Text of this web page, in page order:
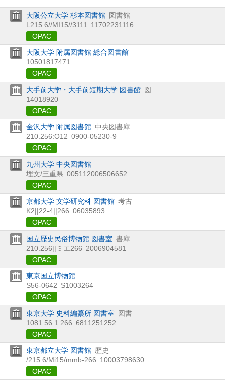
大阪公立大学 杉本図書館 図書館
L215.6//MI15//3111
11702231116
OPAC
大阪大学 附属図書館 総合図書館
10501817471
OPAC
大手前大学・大手前短期大学 図書館 図
14018920
OPAC
金沢大学 附属図書館 中央図書庫
210.256:O12 0900-05230-9
OPAC
九州大学 中央図書館
埋文/三重県 005112006506652
OPAC
京都大学 文学研究科 図書館 考古
K2||22-4||266 06035893
OPAC
国立歴史民俗博物館 図書室 書庫
210.256||ミエ266 2006904581
OPAC
東京国立博物館
S56-0642 S1003264
OPAC
東京大学 史料編纂所 図書室 図書
1081.56:1:266 6811251252
OPAC
東京都立大学 図書館 歴史
/215.6/Mi15/mmb-266 10003798630
OPAC